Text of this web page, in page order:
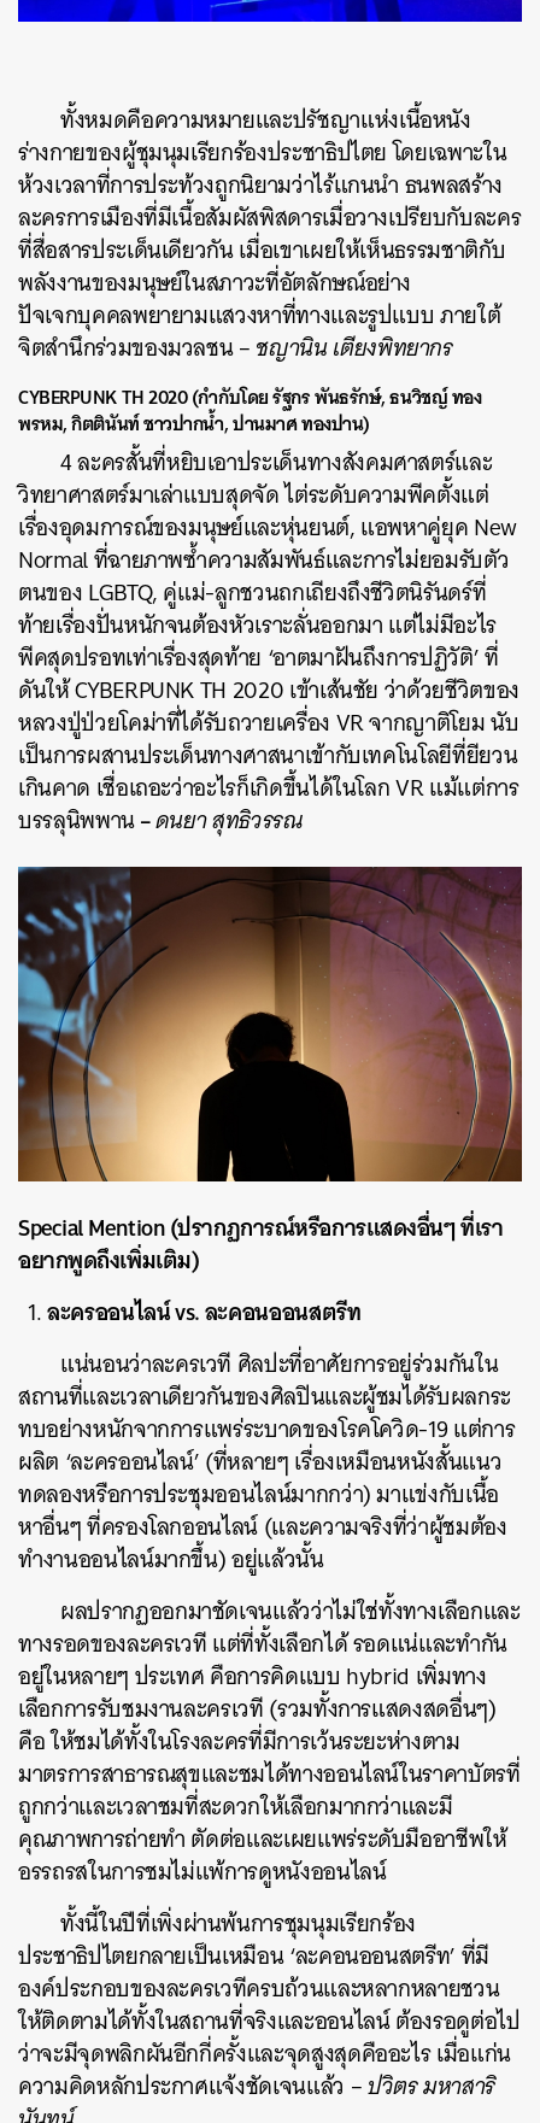
ทั้งหมดคือความหมายและปรัชญาแห่งเนื้อหนัง
ร่างกายของผู้ชุมนุมเรียกร้องประชาธิปไตย โดยเฉพาะใน
ห้วงเวลาที่การประท้วงถูกนิยามว่าไร้แกนนำ ธนพลสร้าง
ละครการเมืองที่มีเนื้อสัมผัสพิสดารเมื่อวางเปรียบกับละคร
ที่สื่อสารประเด็นเดียวกัน เมื่อเขาเผยให้เห็นธรรมชาติกับ
พลังงานของมนุษย์ในสภาวะที่อัตลักษณ์อย่าง
ปัจเจกบุคคลพยายามแสวงหาที่ทางและรูปแบบ ภายใต้
จิตสำนึกร่วมของมวลชน –ชญานิน เตียงพิทยากร
CYBERPUNK TH 2020 (กำกับโดย รัฐกร พันธรักษ์, ธนวิชญ์ ทอง
พรหม, กิตตินันท์ ชาวปากน้ำ, ปานมาศ ทองปาน)
4 ละครสั้นที่หยิบเอาประเด็นทางสังคมศาสตร์และ
วิทยาศาสตร์มาเล่าแบบสุดจัด ไต่ระดับความพีคตั้งแต่
เรื่องอุดมการณ์ของมนุษย์และหุ่นยนต์, แอพหาคู่ยุค New
Normal ที่ฉายภาพซ้ำความสัมพันธ์และการไม่ยอมรับตัว
ตนของ LGBTQ, คู่แม่-ลูกชวนถกเถียงถึงชีวิตนิรันดร์ที่
ท้ายเรื่องปั่นหนักจนต้องหัวเราะลั่นออกมา แต่ไม่มีอะไร
พีคสุดปรอทเท่าเรื่องสุดท้าย ‘อาตมาฝันถึงการปฏิวัติ’ ที่
ดันให้ CYBERPUNK TH 2020 เข้าเส้นชัย ว่าด้วยชีวิตของ
หลวงปู่ป่วยโคม่าที่ได้รับถวายเครื่อง VR จากญาติโยม นับ
เป็นการผสานประเด็นทางศาสนาเข้ากับเทคโนโลยีที่ยียวน
เกินคาด เชื่อเถอะว่าอะไรก็เกิดขึ้นได้ในโลก VR แม้แต่การ
บรรลุนิพพาน–ดนยา สุทธิวรรณ
Special Mention (ปรากฏการณ์หรือการแสดงอื่นๆ ที่เรา
อยากพูดถึงเพิ่มเติม)
ละครออนไลน์ vs. ละคอนออนสตรีท
แน่นอนว่าละครเวที ศิลปะที่อาศัยการอยู่ร่วมกันใน
สถานที่และเวลาเดียวกันของศิลปินและผู้ชมได้รับผลกระ
ทบอย่างหนักจากการแพร่ระบาดของโรคโควิด-19 แต่การ
ผลิต ‘ละครออนไลน์’ (ที่หลายๆ เรื่องเหมือนหนังสั้นแนว
ทดลองหรือการประชุมออนไลน์มากกว่า) มาแข่งกับเนื้อ
หาอื่นๆ ที่ครองโลกออนไลน์ (และความจริงที่ว่าผู้ชมต้อง
ทำงานออนไลน์มากขึ้น) อยู่แล้วนั้น
ผลปรากฏออกมาชัดเจนแล้วว่าไม่ใช่ทั้งทางเลือกและ
ทางรอดของละครเวที แต่ที่ทั้งเลือกได้ รอดแน่และทำกัน
อยู่ในหลายๆ ประเทศ คือการคิดแบบ hybrid เพิ่มทาง
เลือกการรับชมงานละครเวที (รวมทั้งการแสดงสดอื่นๆ)
คือ ให้ชมได้ทั้งในโรงละครที่มีการเว้นระยะห่างตาม
มาตรการสาธารณสุขและชมได้ทางออนไลน์ในราคาบัตรที่
ถูกกว่าและเวลาชมที่สะดวกให้เลือกมากกว่าและมี
คุณภาพการถ่ายทำ ตัดต่อและเผยแพร่ระดับมืออาชีพให้
อรรถรสในการชมไม่แพ้การดูหนังออนไลน์
ทั้งนี้ในปีที่เพิ่งผ่านพ้นการชุมนุมเรียกร้อง
ประชาธิปไตยกลายเป็นเหมือน ‘ละคอนออนสตรีท’ ที่มี
องค์ประกอบของละครเวทีครบถ้วนและหลากหลายชวน
ให้ติดตามได้ทั้งในสถานที่จริงและออนไลน์ ต้องรอดูต่อไป
ว่าจะมีจุดพลิกผันอีกกี่ครั้งและจุดสูงสุดคืออะไร เมื่อแก่น
ความคิดหลักประกาศแจ้งชัดเจนแล้ว –ปวิตร มหาสาริ
ค้นหา
SHARE TWEET LINE EMAIL